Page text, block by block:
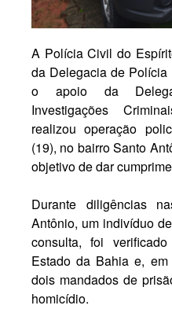
A Polícia Civil do
da Delegacia de
o apoio da
Investigações
realizou operação
(19), no bairro Santo
objetivo de dar
Durante diligências
Antônio, um indivíduo
consulta, foi
Estado da Bahia e,
dois mandados de
homicídio.